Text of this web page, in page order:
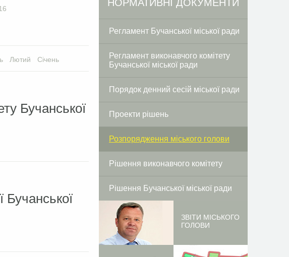
Лютий Січень
Бучанської
Бучанської
НОРМАТИВНІ ДОКУМЕНТИ
Регламент Бучанської міської ради
Регламент виконавчого комітету
Бучанської міської ради
Порядок денний сесій міської ради
Проекти рішень
Розпорядження міського голови
Рішення виконавчого комітету
Рішення Бучанської міської ради
ЗВІТИ МІСЬКОГО
ГОЛОВИ